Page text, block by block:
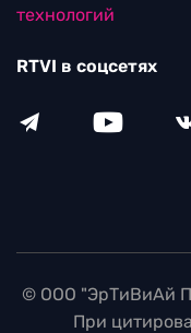
технологий
RTVI в соцсетях
© ООО "ЭрТиВиАй
При